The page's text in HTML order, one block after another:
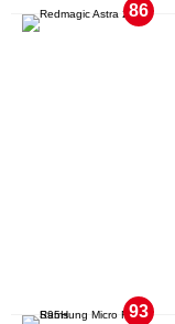
86
93